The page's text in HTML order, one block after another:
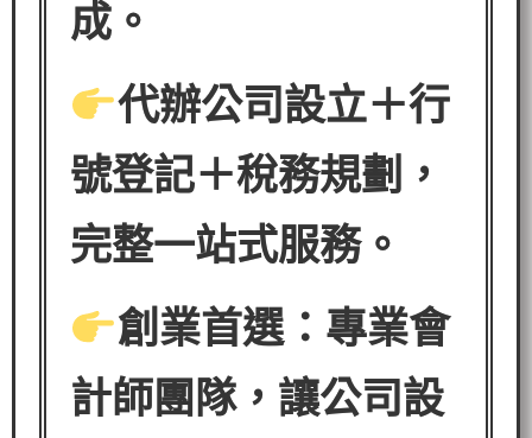
成。
代辦公司設立＋行
號登記＋稅務規劃，
完整一站式服務。
創業首選：專業會
計師團隊，讓公司設